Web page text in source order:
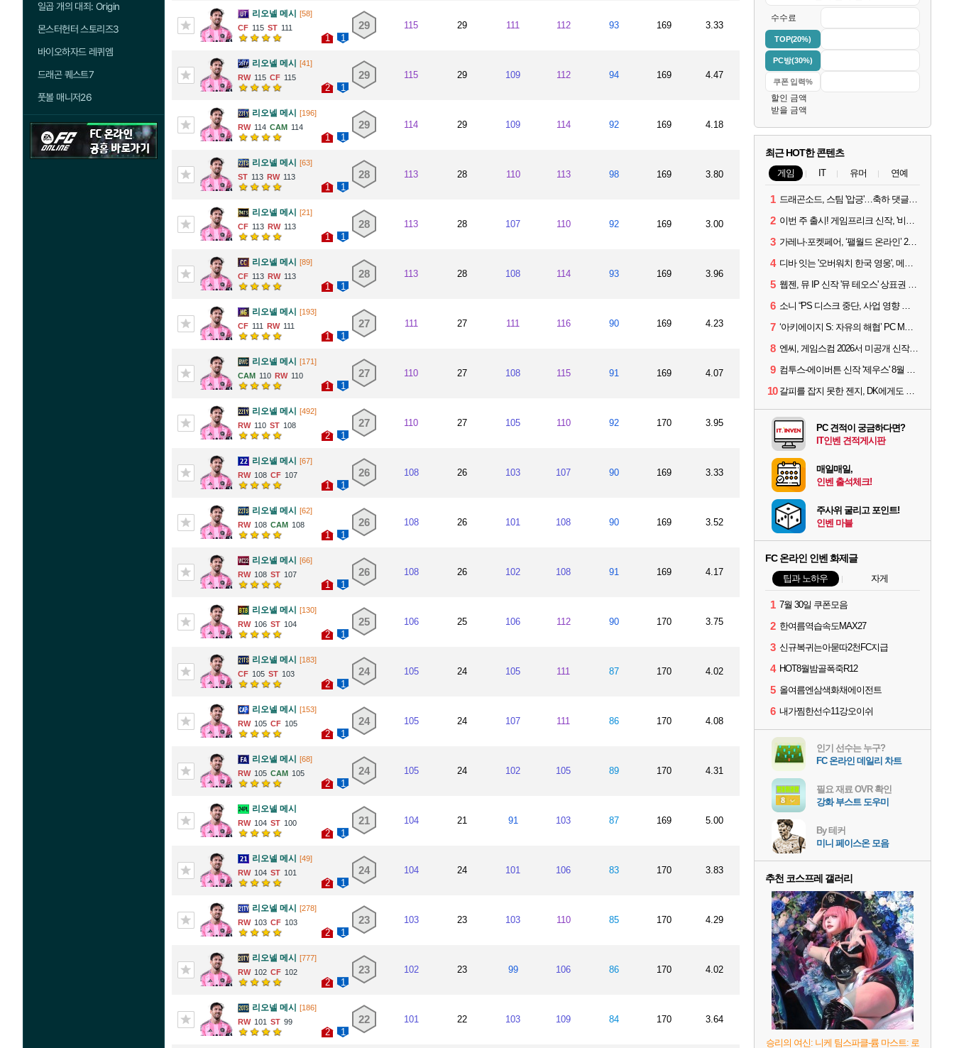
일곱 개의 대죄: Origin
몬스터헌터 스토리즈3
바이오하자드 레퀴엠
드래곤 퀘스트7
풋볼 매니저26
리오넬 메시 [58]
115
111
1 1
29 115 29 111 112 93 169 3.33
리오넬 메시 [41]
115
115
2 1
29 115 29 109 112 94 169 4.47
리오넬 메시 [196]
114
114
1 1
29 114 29 109 114 92 169 4.18
리오넬 메시 [63]
113
113
1 1
28 113 28 110 113 98 169 3.80
리오넬 메시 [21]
113
113
1 1
28 113 28 107 110 92 169 3.00
리오넬 메시 [89]
113
113
1 1
28 113 28 108 114 93 169 3.96
리오넬 메시 [193]
111
111
1 1
27 111 27 111 116 90 169 4.23
리오넬 메시 [171]
110
110
1 1
27 110 27 108 115 91 169 4.07
리오넬 메시 [492]
110
108
2 1
27 110 27 105 110 92 170 3.95
리오넬 메시 [67]
108
107
1 1
26 108 26 103 107 90 169 3.33
리오넬 메시 [62]
108
108
1 1
26 108 26 101 108 90 169 3.52
리오넬 메시 [66]
108
107
1 1
26 108 26 102 108 91 169 4.17
리오넬 메시 [130]
106
104
2 1
25 106 25 106 112 90 170 3.75
리오넬 메시 [183]
105
103
2 1
24 105 24 105 111 87 170 4.02
리오넬 메시 [153]
105
105
2 1
24 105 24 107 111 86 170 4.08
리오넬 메시 [68]
105
105
2 1
24 105 24 102 105 89 170 4.31
리오넬 메시
104 100
2 1
21 104 21 91 103 87 169 5.00
리오넬 메시 [49]
104
101
2 1
24 104 24 101 106 83 170 3.83
리오넬 메시 [278]
103
103
2 1
23 103 23 103 110 85 170 4.29
리오넬 메시 [777]
102
102
2 1
23 102 23 99 106 86 170 4.02
리오넬 메시 [186]
101
99
2 1
22 101 22 103 109 84 170 3.64
수수료
TOP(20%)
PC방(30%)
할인 금액
받을 금액
최근 HOT한 콘텐츠
게임 IT 유머 연예
1 드래곤소드, 스팀 '압긍'…축하 댓글 달고 게임 코드 받자!
2 이번 주 출시! 게임프리크 신작, '비스트 오브 리인카네이션'
3 가레나·포켓페어, ‘팰월드 온라인’ 2026년 출시 예고
4 디바 잇는 '오버워치 한국 영웅', 메카 파일럿 디몬 나온다
5 웹젠, 뮤 IP 신작 '뮤 테오스' 상표권 출원
6 소니 “PS 디스크 중단, 사업 영향 없다”
7 ‘아키에이지 S: 자유의 해협’ PC MMORPG로 개발한다
8 엔씨, 게임스컴 2026서 미공개 신작 최초 공개
9 컴투스-에이버튼 신작 '제우스' 8월 26일 출시…"모두를 위한 경쟁"
10 갈피를 잡지 못한 젠지, DK에게도 0:2 패배
PC 견적이 궁금하다면?
IT인벤 견적게시판
매일매일,
인벤 출석체크!
주사위 굴리고 포인트!
인벤 마블
FC 온라인 인벤 화제글
팁과 노하우 자게
1 7월 30일 쿠폰모음
2 한여름역습속도MAX27
3 신규복귀는아묻따2천FC지급
4 HOT8월밤골폭죽R12
5 올여름엔삼색화채에이전트
6 내가찜한선수11강오이쉬
인기 선수는 누구?
FC 온라인 데일리 차트
필요 재료 OVR 확인
강화 부스트 도우미
By 테커
미니 페이스온 모음
추천 코스프레 갤러리
승리의 여신: 니케 팀스파클-륨 마스트: 로